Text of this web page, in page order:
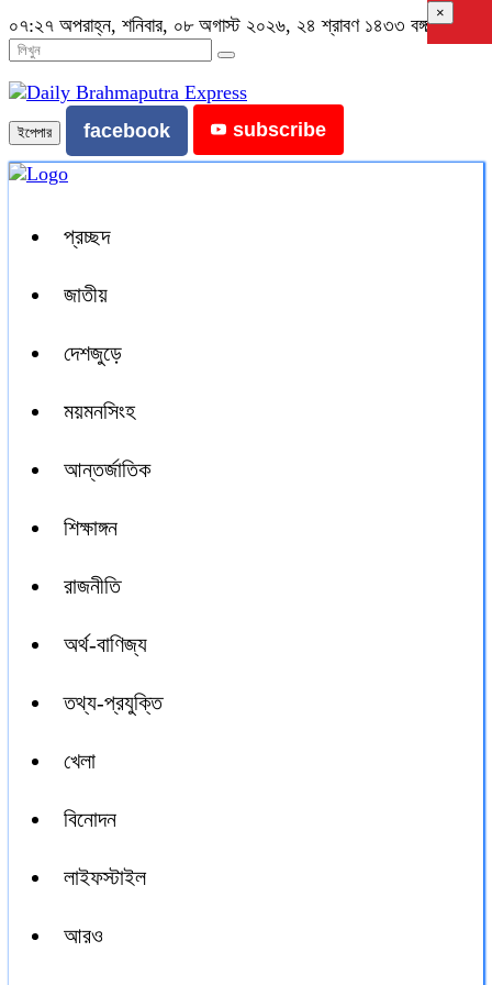
০৭:২৭ অপরাহ্ন, শনিবার, ০৮ অগাস্ট ২০২৬, ২৪ শ্রাবণ ১৪৩৩ বঙ্গাব্দ
ইপেপার facebook subscribe
প্রচ্ছদ
জাতীয়
দেশজুড়ে
ময়মনসিংহ
আন্তর্জাতিক
শিক্ষাঙ্গন
রাজনীতি
অর্থ-বাণিজ্য
তথ্য-প্রযুক্তি
খেলা
বিনোদন
লাইফস্টাইল
আরও
×